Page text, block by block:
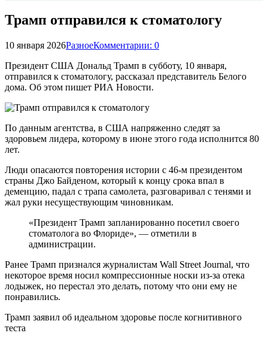
Трамп отправился к стоматологу
10 января 2026РазноеКомментарии: 0
Президент США Дональд Трамп в субботу, 10 января,
отправился к стоматологу, рассказал представитель Белого
дома. Об этом пишет РИА Новости.
По данным агентства, в США напряженно следят за
здоровьем лидера, которому в июне этого года исполнится 80
лет.
Люди опасаются повторения истории с 46-м президентом
страны Джо Байденом, который к концу срока впал в
деменцию, падал с трапа самолета, разговаривал с тенями и
жал руки несуществующим чиновникам.
«Президент Трамп запланированно посетил своего
стоматолога во Флориде», — отметили в
администрации.
Ранее Трамп признался журналистам Wall Street Journal, что
некоторое время носил компрессионные носки из-за отека
лодыжек, но перестал это делать, потому что они ему не
понравились.
Трамп заявил об идеальном здоровье после когнитивного
теста